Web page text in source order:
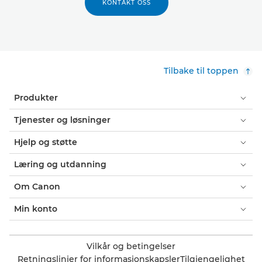
KONTAKT OSS
Tilbake til toppen
Produkter
Tjenester og løsninger
Hjelp og støtte
Læring og utdanning
Om Canon
Min konto
Vilkår og betingelser
Retningslinjer for informasjonskapslerTilgjengelighet